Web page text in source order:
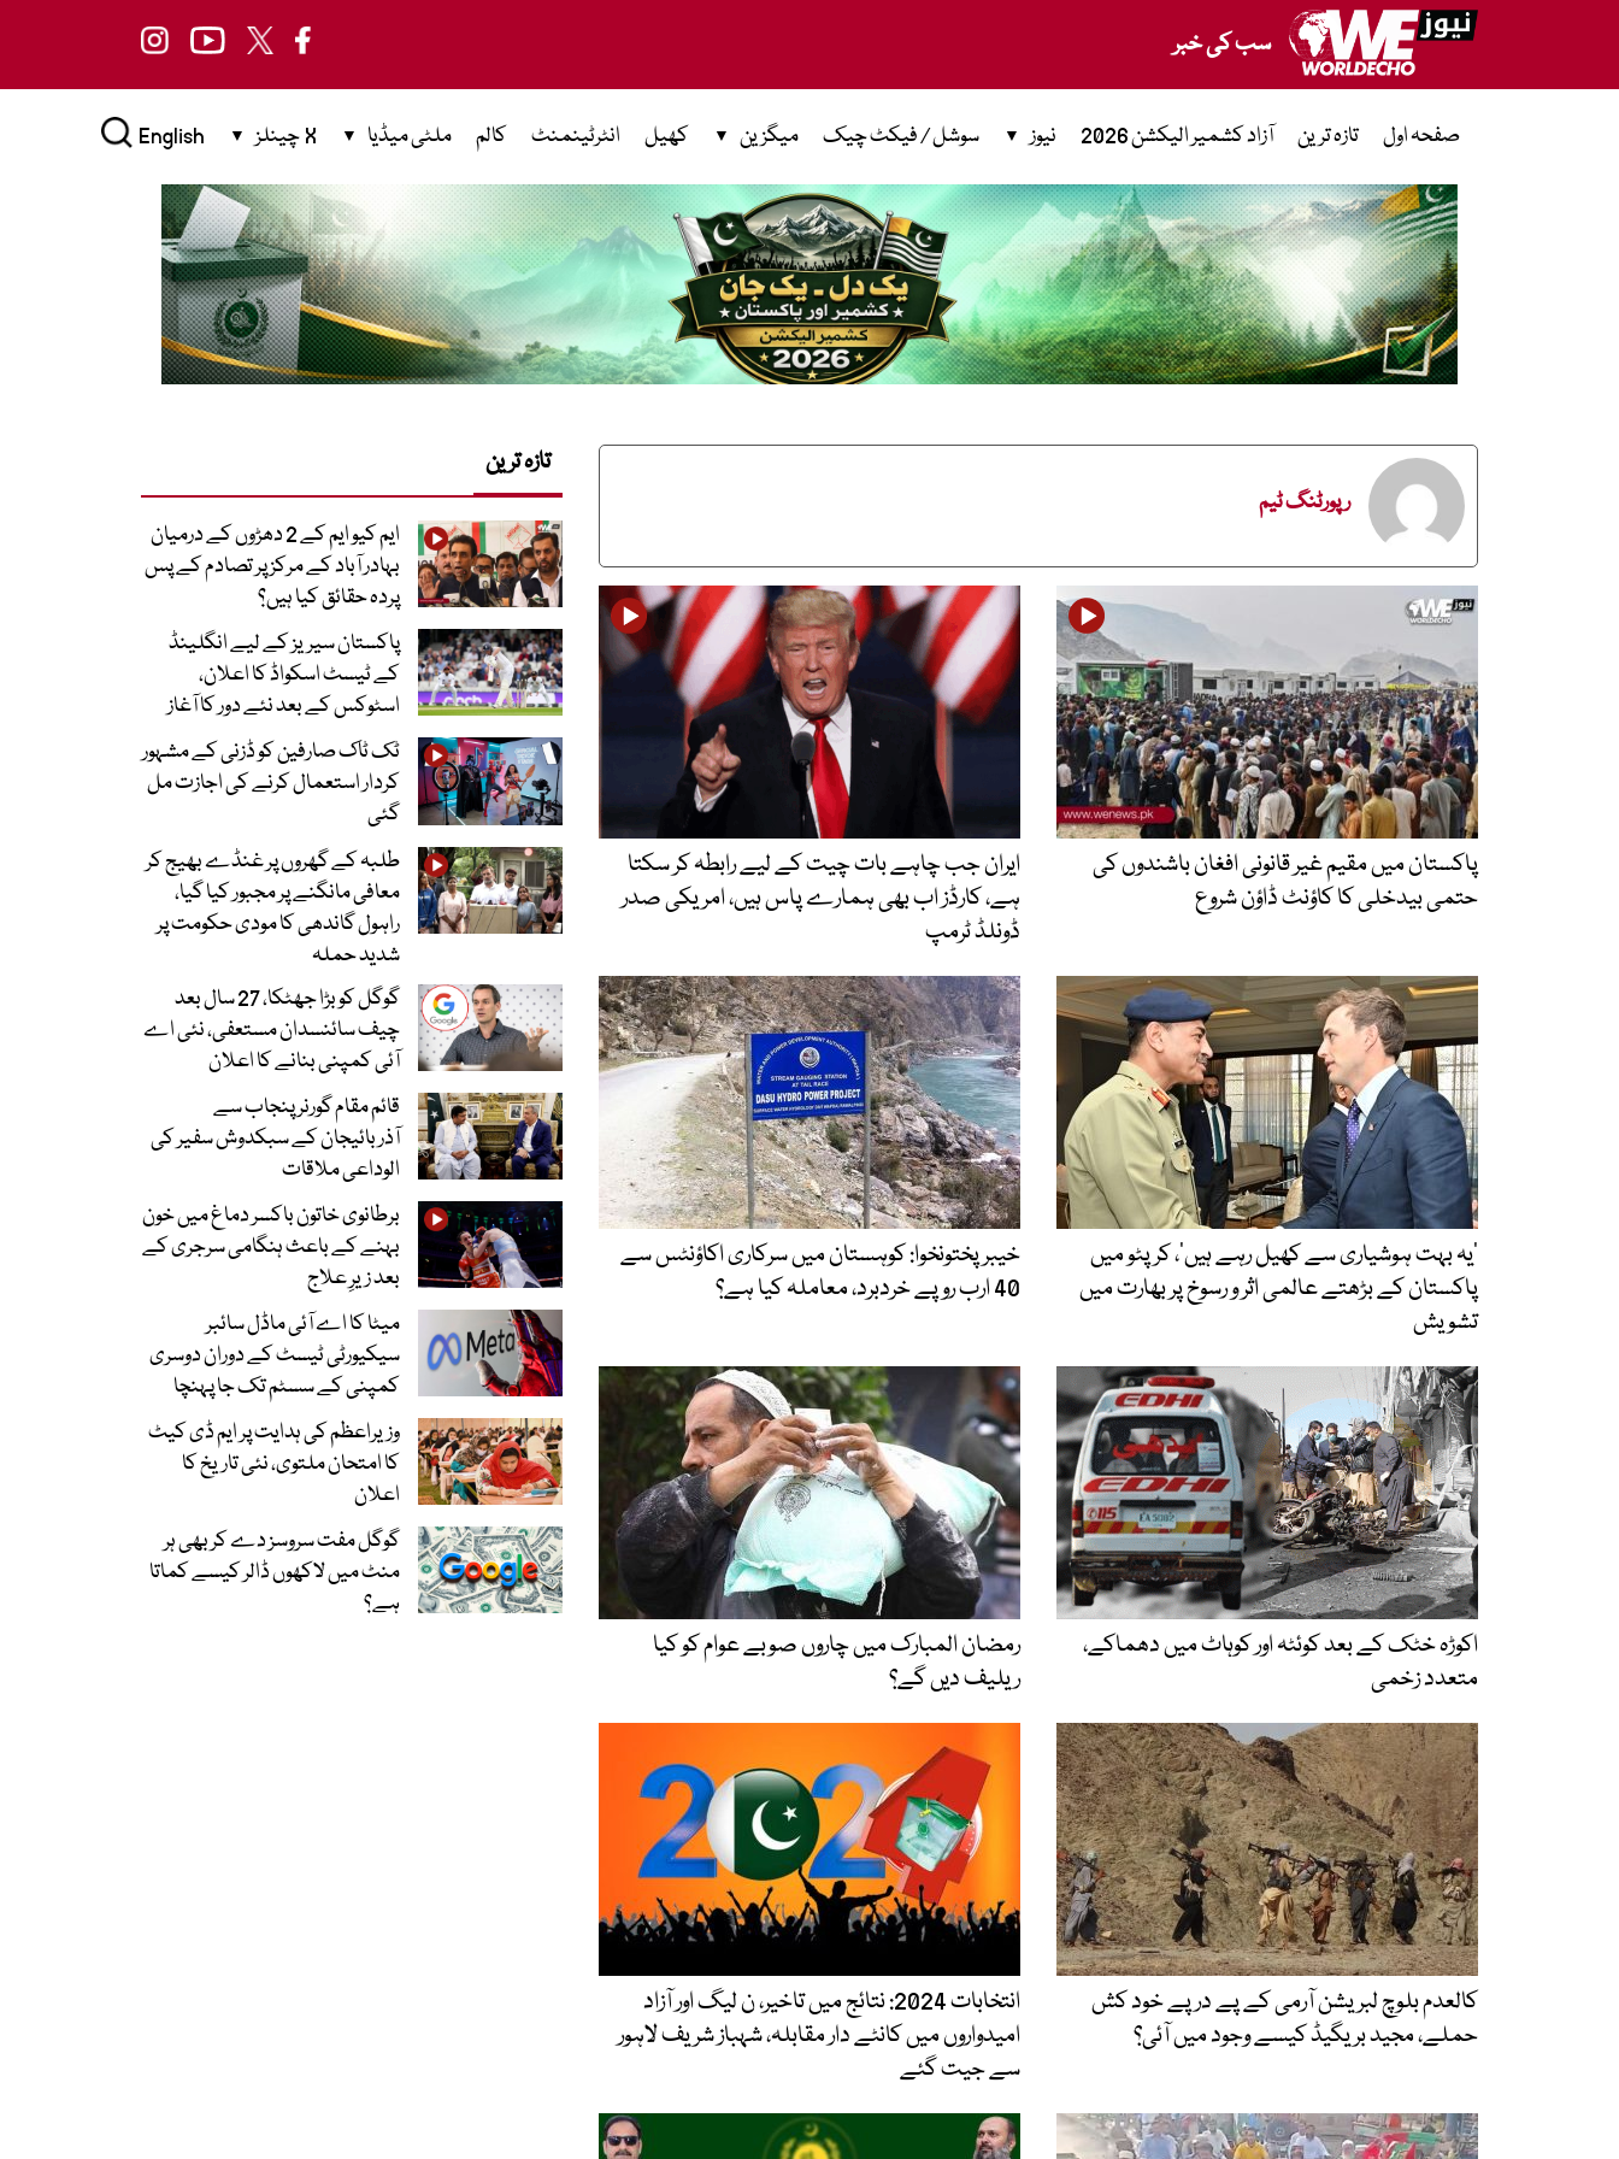
سب کی خبر
صفحہ اول تازہ ترین آزاد کشمیر الیکشن 2026 نیوز سوشل / فیکٹ چیک میگزین کھیل انٹرٹینمنٹ کالم ملٹی میڈیا X چینلز English
رپورٹنگ ٹیم
پاکستان میں مقیم غیر قانونی افغان باشندوں کی
حتمی بیدخلی کا کاؤنٹ ڈاؤن شروع
ایران جب چاہے بات چیت کے لیے رابطہ کر سکتا
ہے، کارڈز اب بھی ہمارے پاس ہیں، امریکی صدر
ڈونلڈ ٹرمپ
’یہ بہت ہوشیاری سے کھیل رہے ہیں‘، کرپٹو میں
پاکستان کے بڑھتے عالمی اثر و رسوخ پر بھارت میں
تشویش
خیبر پختونخوا: کوہستان میں سرکاری اکاؤنٹس سے
40 ارب روپے خردبرد، معاملہ کیا ہے؟
اکوڑہ خٹک کے بعد کوئٹہ اور کوہاٹ میں دھماکے،
متعدد زخمی
رمضان المبارک میں چاروں صوبے عوام کو کیا
ریلیف دیں گے؟
کالعدم بلوچ لبریشن آرمی کے پے در پے خود کش
حملے، مجید بریگیڈ کیسے وجود میں آئی؟
انتخابات 2024: نتائج میں تاخیر، ن لیگ اور آزاد
امیدواروں میں کانٹے دار مقابلہ، شہباز شریف لاہور
سے جیت گئے
تازہ ترین
ایم کیو ایم کے 2 دھڑوں کے درمیان
بہادر آباد کے مرکز پر تصادم کے پس
پردہ حقائق کیا ہیں؟
پاکستان سیریز کے لیے انگلینڈ
کے ٹیسٹ اسکواڈ کا اعلان،
اسٹوکس کے بعد نئے دور کا آغاز
ٹک ٹاک صارفین کو ڈزنی کے مشہور
کردار استعمال کرنے کی اجازت مل
گئی
طلبہ کے گھروں پر غنڈے بھیج کر
معافی مانگنے پر مجبور کیا گیا،
راہول گاندھی کا مودی حکومت پر
شدید حملہ
گوگل کو بڑا جھٹکا، 27 سال بعد
چیف سائنسدان مستعفی، نئی اے
آئی کمپنی بنانے کا اعلان
قائم مقام گورنر پنجاب سے
آذربائیجان کے سبکدوش سفیر کی
الوداعی ملاقات
برطانوی خاتون باکسر دماغ میں خون
بہنے کے باعث ہنگامی سرجری کے
بعد زیرِ علاج
میٹا کا اے آئی ماڈل سائبر
سیکیورٹی ٹیسٹ کے دوران دوسری
کمپنی کے سسٹم تک جا پہنچا
وزیراعظم کی ہدایت پر ایم ڈی کیٹ
کا امتحان ملتوی، نئی تاریخ کا
اعلان
گوگل مفت سروسز دے کر بھی ہر
منٹ میں لاکھوں ڈالر کیسے کماتا
ہے؟